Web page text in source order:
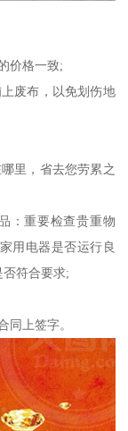
价格一致;
废布，以免划伤地
里，省去您劳累之
：重要检查贵重物
用电器是否运行良
符合要求;
同上签字。